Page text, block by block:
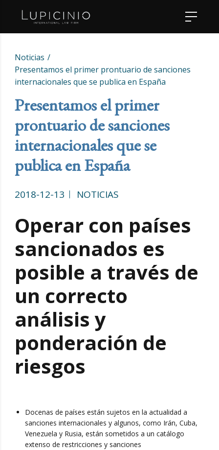
Noticias
Presentamos el primer prontuario de sanciones
internacionales que se publica en España
Presentamos el primer
prontuario de sanciones
internacionales que se
publica en España
2018-12-13 NOTICIAS
Operar con países
sancionados es
posible a través de
un correcto
análisis y
ponderación de
riesgos
Docenas de países están sujetos en la actualidad a
sanciones internacionales y algunos, como Irán, Cuba,
Venezuela y Rusia, están sometidos a un catálogo
extenso de restricciones y sanciones